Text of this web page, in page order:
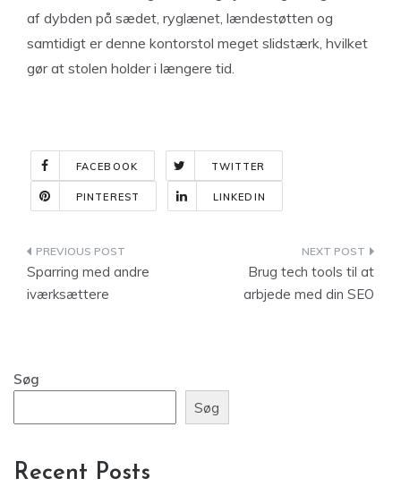
af dybden på sædet, ryglænet, lændestøtten og
samtidigt er denne kontorstol meget slidstærk, hvilket
gør at stolen holder i længere tid.
FACEBOOK TWITTER
PINTEREST LINKEDIN
Indlægsnavigation
Sparring med andre
iværksættere
Brug tech tools til at
arbjede med din SEO
Søg
Søg
Recent Posts